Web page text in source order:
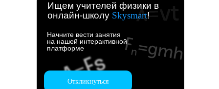
Ищем учителей физики в
онлайн-школу Skysmart!
Начните вести занятия
на нашей интерактивной
платформе
Откликнуться